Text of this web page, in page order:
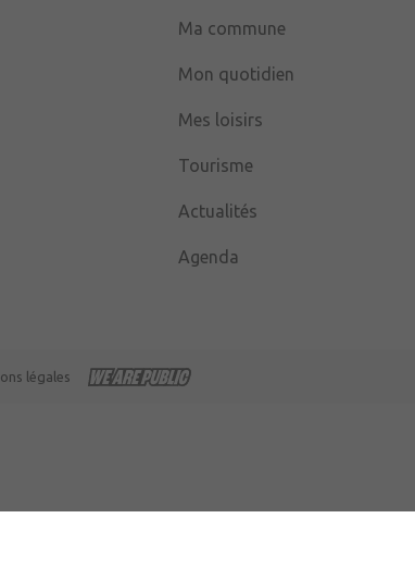
Ma commune
Mon quotidien
Mes loisirs
Tourisme
Actualités
Agenda
légales